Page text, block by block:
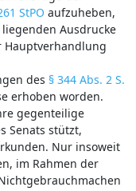
StPO aufzuheben,
Ausdrucke
Hauptverhandlung
des § 344 Abs. 2 S.
erhoben worden.
gegenteilige
Senats stützt,
Nur insoweit
im Rahmen der